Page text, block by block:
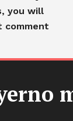
you will
comment